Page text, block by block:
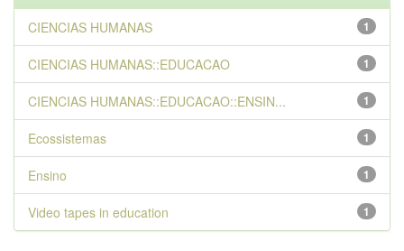
1
CIENCIAS HUMANAS
1
CIENCIAS HUMANAS::EDUCACAO
1
CIENCIAS HUMANAS::EDUCACAO::ENSIN...
1
Ecossistemas
1
Ensino
1
Video tapes in education